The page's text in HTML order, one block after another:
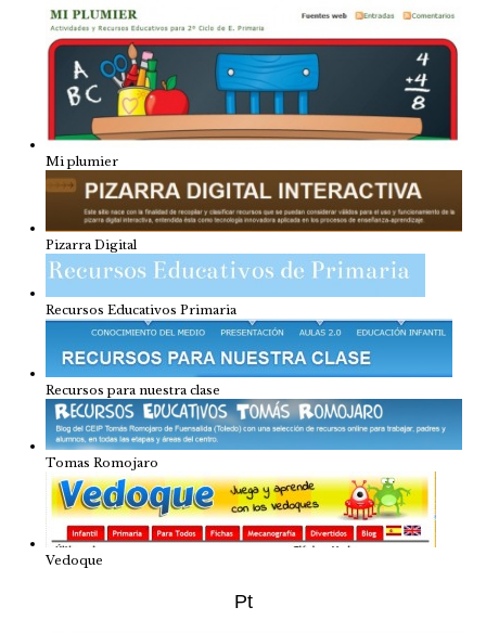
Mi plumier
Pizarra Digital
Recursos Educativos Primaria
Recursos para nuestra clase
Tomas Romojaro
Vedoque
Pt